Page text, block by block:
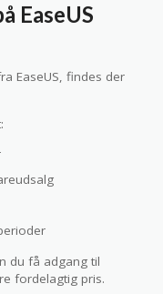
EaseUS
EaseUS, findes der
du få adgang til
fordelagtig pris.